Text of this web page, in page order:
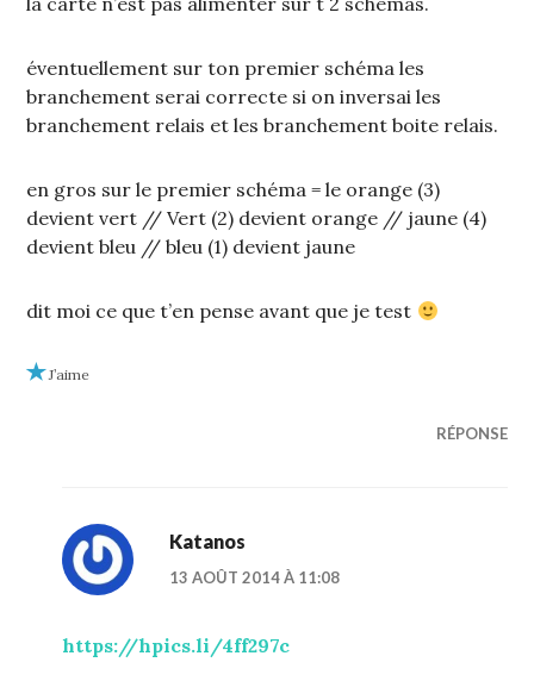
éventuellement sur ton premier schéma les
branchement serai correcte si on inversai les
branchement relais et les branchement boite relais.
en gros sur le premier schéma = le orange (3)
devient vert // Vert (2) devient orange // jaune (4)
devient bleu // bleu (1) devient jaune
dit moi ce que t’en pense avant que je test
J’aime
RÉPONSE
Katanos
13 AOÛT 2014 À 11:08
https://hpics.li/4ff297c